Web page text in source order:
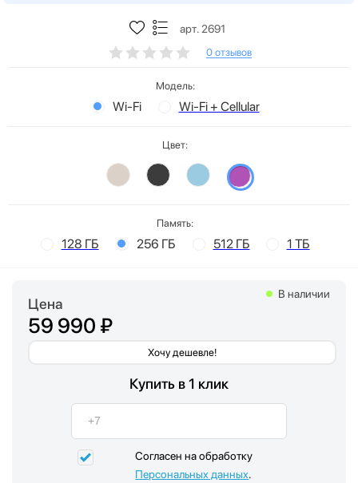
арт. 2691
0 отзывов
Модель:
Wi-Fi Wi-Fi + Cellular
Цвет:
Память:
128 ГБ 256 ГБ 512 ГБ 1 ТБ
Цена
59 990 ₽
Хочу дешевле!
В наличии
Купить в 1 клик
Согласен на обработку
Персональных данных.